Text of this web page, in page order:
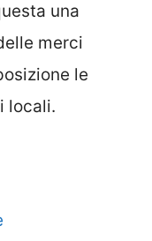
una
merci
le
locali.